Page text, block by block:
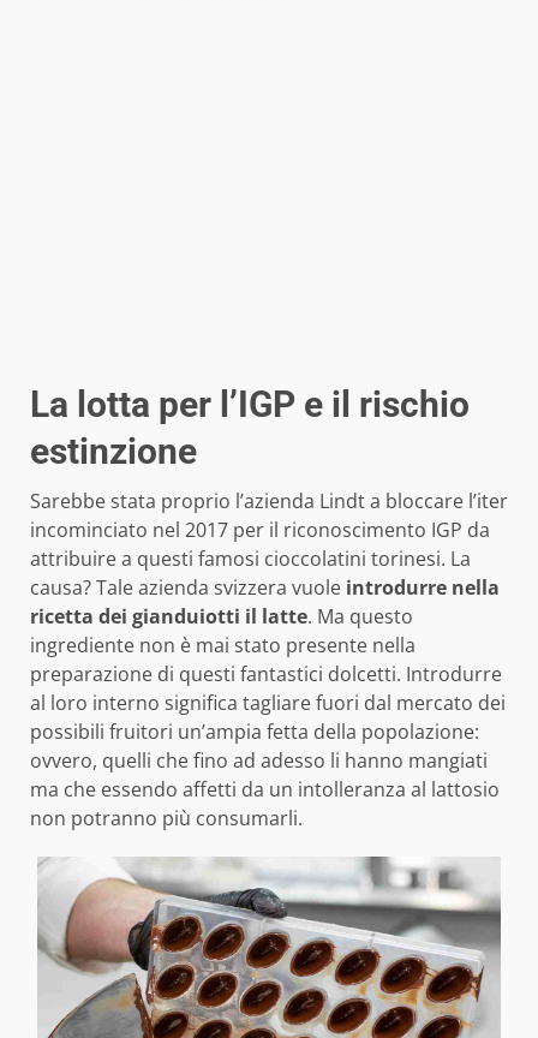
La lotta per l’IGP e il rischio
estinzione
Sarebbe stata proprio l’azienda Lindt a bloccare l’iter
incominciato nel 2017 per il riconoscimento IGP da
attribuire a questi famosi cioccolatini torinesi. La
causa? Tale azienda svizzera vuole introdurre nella
ricetta dei gianduiotti il latte. Ma questo
ingrediente non è mai stato presente nella
preparazione di questi fantastici dolcetti. Introdurre
al loro interno significa tagliare fuori dal mercato dei
possibili fruitori un’ampia fetta della popolazione:
ovvero, quelli che fino ad adesso li hanno mangiati
ma che essendo affetti da un intolleranza al lattosio
non potranno più consumarli.